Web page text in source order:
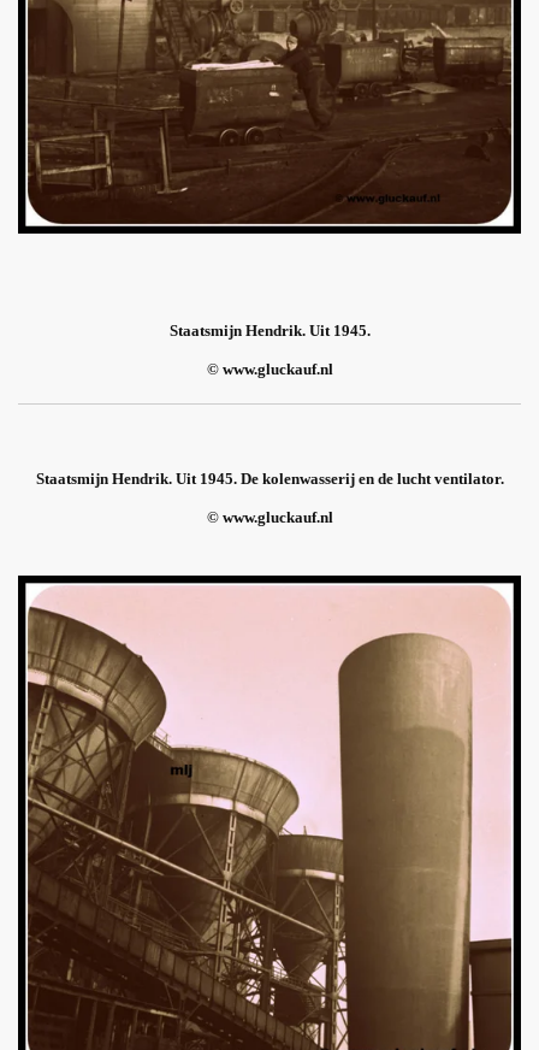
Staatsmijn Hendrik. Uit 1945.
© www.gluckauf.nl
Staatsmijn Hendrik. Uit 1945. De kolenwasserij en de lucht ventilator.
© www.gluckauf.nl